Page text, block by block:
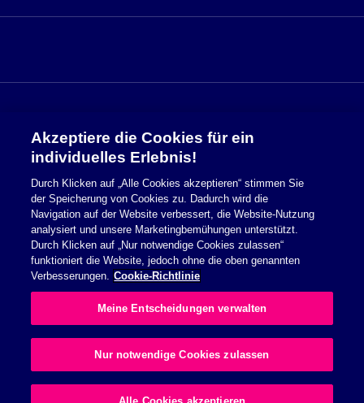
Sicherheitsinformationen
Nutzungsbedingungen
Cookie Richtlinie
Datenschutzerklärung
Impressum
© 2026 Essity Health & Medical. All rights reserved.
Akzeptiere die Cookies für ein
individuelles Erlebnis!
Durch Klicken auf „Alle Cookies akzeptieren“ stimmen Sie
der Speicherung von Cookies zu. Dadurch wird die
Navigation auf der Website verbessert, die Website-Nutzung
analysiert und unsere Marketingbemühungen unterstützt.
Durch Klicken auf „Nur notwendige Cookies zulassen“
funktioniert die Website, jedoch ohne die oben genannten
Verbesserungen. Cookie-Richtlinie
Meine Entscheidungen verwalten
Nur notwendige Cookies zulassen